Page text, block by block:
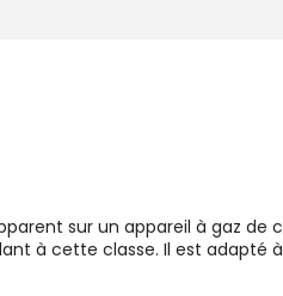
sur un appareil à gaz
à cette classe. Il est adapté